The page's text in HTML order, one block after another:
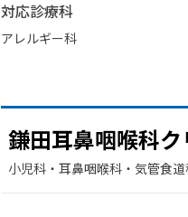
対応診療科
アレルギー科
鎌田耳鼻咽喉科
小児科・​耳鼻咽喉科・​気管食